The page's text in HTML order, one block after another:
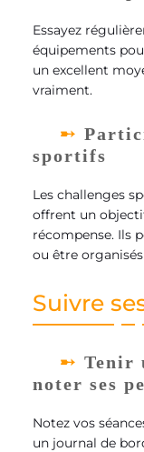
Essayez
équipements
un excellent
vraiment.
sportifs
Les challenges
offrent un
récompense. Ils
ou être
Suivre
Tenir
noter ses
Notez vos
un journal de